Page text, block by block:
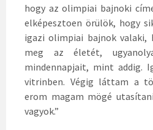
hogy az olimpiai bajnoki
elképesztoen örülök, hogy
igazi olimpiai bajnok
meg az életét,
mindennapjait, mint addig.
vitrinben. Végig láttam a
erom magam mögé
vagyok.”